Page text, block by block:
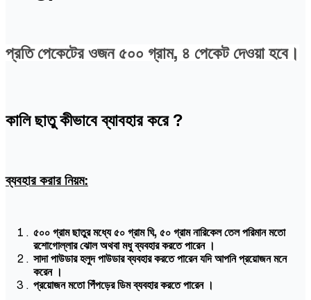
প্রতি পেকেটের ওজন ৫০০ গ্রাম, ৪ পেকেট দেওয়া হবে।
কালি ছাতু কীভাবে ব্যাবহার করে ?
ব্যবহার করার নিয়ম:
৫০০ গ্রাম ছাতুর মধ্যে ৫০ গ্রাম ঘি, ৫০ গ্রাম নারিকেল তেল পরিমান মতো
রশোগোল্লার ঝোল অথবা মধু ব্যবহার করতে পারেন ।
সাদা পাউডার হলুদ পাউডার ব্যবহার করতে পারেন যদি আপনি প্রয়োজন মনে
করেন ।
প্রয়োজন মতো পিঁপড়ের ডিম ব্যবহার করতে পারেন ।